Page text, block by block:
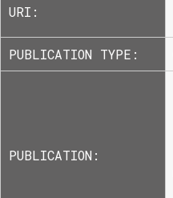
URI:
PUBLICATION TYPE:
PUBLICATION: